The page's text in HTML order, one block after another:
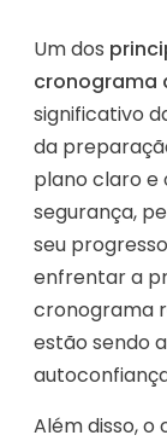
Um dos
cronograma
significativo
da
plano claro e
segurança,
seu
enfrentar a
cronograma
estão sendo
Além disso,